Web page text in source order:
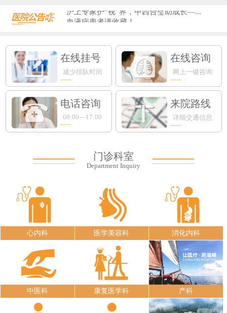
沪上专家护“视”界，中西合璧助成长—...
血液病患者请收藏！...
在线挂号
减少排队时间
在线咨询
网上一键咨询
电话咨询
08:00—17:00
来院路线
详细交通信息
门诊科室
Department Inquiry
心内科 医学美容科 消化内科
中医科 康复医学科 产科